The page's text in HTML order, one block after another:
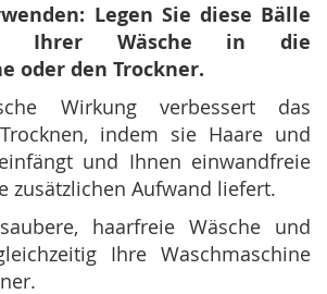
Legen Sie diese Bälle
Ihrer Wäsche in die
oder den Trockner.
Wirkung verbessert das
indem sie Haare und
und Ihnen einwandfreie
zusätzlichen Aufwand liefert.
haarfreie Wäsche und
Ihre Waschmaschine